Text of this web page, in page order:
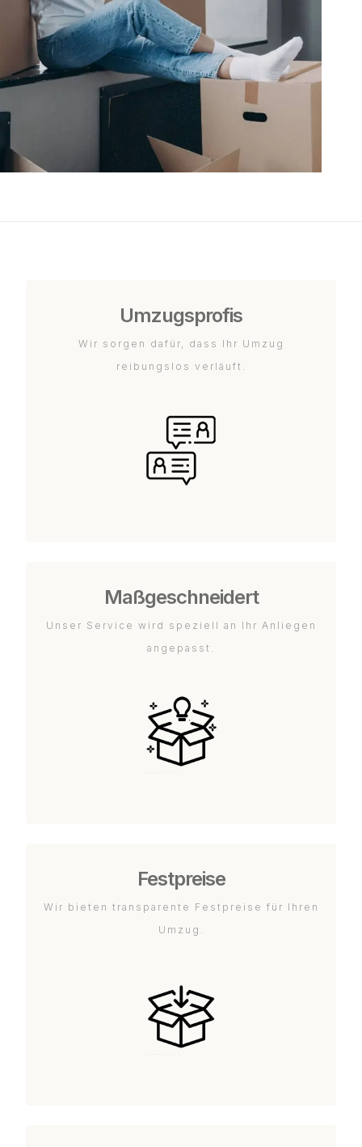
Umzugsprofis
Wir sorgen dafür, dass Ihr Umzug
reibungslos verläuft.
Maßgeschneidert
Unser Service wird speziell an Ihr Anliegen
angepasst.
Festpreise
Wir bieten transparente Festpreise für Ihren
Umzug.